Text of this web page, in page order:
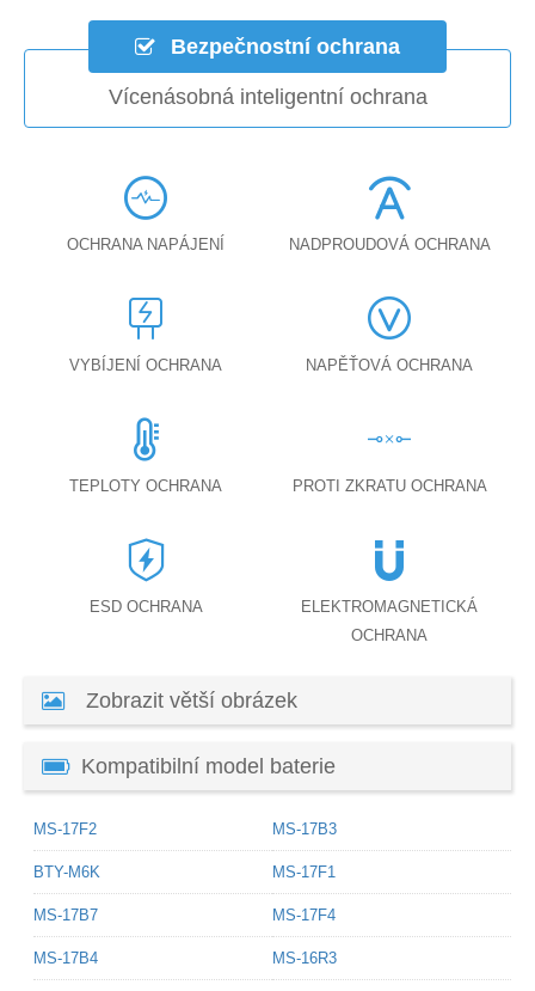
Bezpečnostní ochrana
Vícenásobná inteligentní ochrana
OCHRANA NAPÁJENÍ NADPROUDOVÁ OCHRANA
VYBÍJENÍ OCHRANA NAPĚŤOVÁ OCHRANA
TEPLOTY OCHRANA PROTI ZKRATU OCHRANA
ESD OCHRANA
ELEKTROMAGNETICKÁ
OCHRANA
Zobrazit větší obrázek
Kompatibilní model baterie
MS-17F2 MS-17B3
BTY-M6K MS-17F1
MS-17B7 MS-17F4
MS-17B4 MS-16R3